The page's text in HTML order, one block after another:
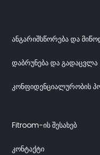
ანგარიშსწორება და
დაბრუნება და გადაცვლა
კონფიდენციალურობის
Fitroom-ის შესახებ
კონტაქტი